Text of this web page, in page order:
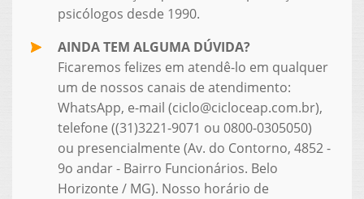
psicólogos desde 1990.
AINDA TEM ALGUMA DÚVIDA?
Ficaremos felizes em atendê-lo em qualquer
um de nossos canais de atendimento:
WhatsApp, e-mail (ciclo@cicloceap.com.br),
telefone ((31)3221-9071 ou 0800-0305050)
ou presencialmente (Av. do Contorno, 4852 -
9o andar - Bairro Funcionários. Belo
Horizonte / MG). Nosso horário de